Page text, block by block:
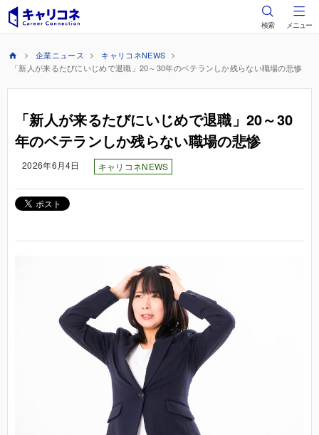
検索 メニュー
企業ニュース
キャリコネNEWS
「新人が来るたびにいじめで退職」20～30年のベテランしか残らない職場の悲惨
「新人が来るたびにいじめで退職」20～30
年のベテランしか残らない職場の悲惨
2026年6月4日 キャリコネNEWS